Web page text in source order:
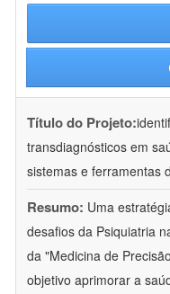
Título do Projeto:
transdiagnósticos em
sistemas e ferramentas
Resumo: Uma
desafios da Psiquiatria
da "Medicina de
objetivo aprimorar a